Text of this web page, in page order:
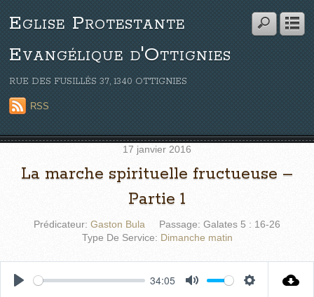
Eglise Protestante
Evangélique d'Ottignies
RUE DES FUSILLÉS 37, 1340 OTTIGNIES
RSS
17 janvier 2016
La marche spirituelle fructueuse –
Partie 1
Prédicateur: Gaston Bula Passage: Galates 5 : 16-26
Type De Service: Dimanche matin
34:05